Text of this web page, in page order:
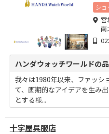
ショ
南
ハンダウォッチワールドの
我々は1980年以来、ファッシ
て、画期的なアイデアを生み
とする様...
十字屋呉服店